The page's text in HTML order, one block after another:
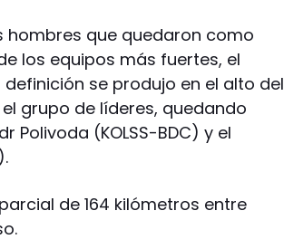
hombres que quedaron como
los equipos más fuertes, el
se produjo en el alto del
grupo de líderes, quedando
Polivoda (KOLSS-BDC) y el
de 164 kilómetros entre